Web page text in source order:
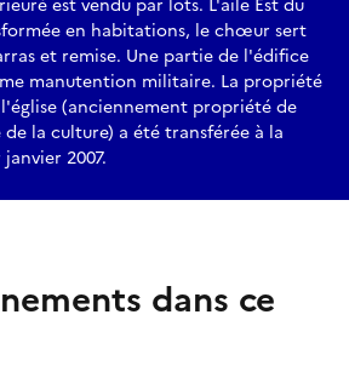
en habitations, le chœur sert
et remise. Une partie de l'édifice
manutention militaire. La propriété
(anciennement propriété de
la culture) a été transférée à la
2007.
dans ce